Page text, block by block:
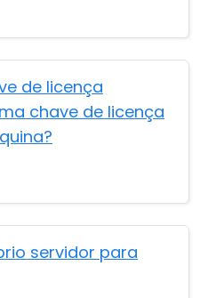
de licença
chave de licença
servidor para